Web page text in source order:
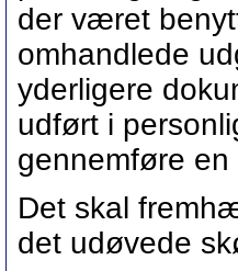
der været
omhandlede
yderligere
udført i
gennemføre
Det skal
det udøvede